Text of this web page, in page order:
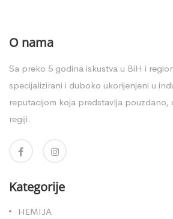
O nama
Sa preko 5 godina iskustva u BiH i
specijalizirani i duboko ukorijenjeni u
reputacijom koja predstavlja
regiji.
Kategorije
HEMIJA